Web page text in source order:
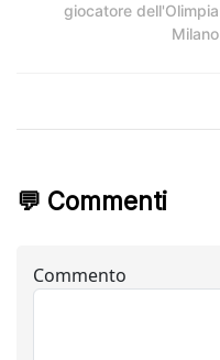
giocatore dell'Olimpia
Milano
💬 Commenti